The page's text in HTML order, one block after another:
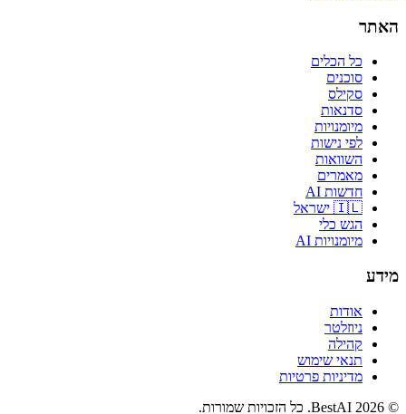
האתר
כל הכלים
סוכנים
סקילס
סדנאות
מיומנויות
לפי נישות
השוואות
מאמרים
חדשות AI
🇮🇱 ישראל
הגש כלי
מיומנויות AI
מידע
אודות
ניוזלטר
קהילה
תנאי שימוש
מדיניות פרטיות
©
2026
BestAI. כל הזכויות שמורות.